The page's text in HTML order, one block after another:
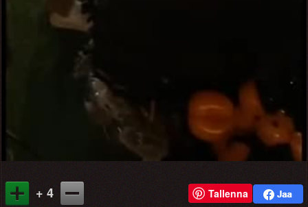
+ 4 Tallenna